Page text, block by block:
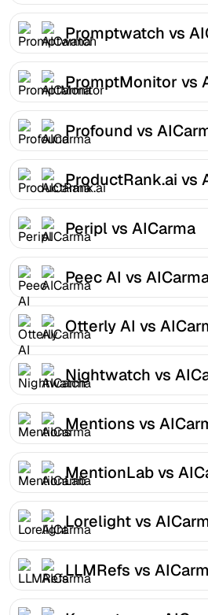
Promptwatch vs
PromptMonitor vs
Profound vs
ProductRank.ai vs
Peripl vs AICarma
Peec AI vs
Otterly AI vs
Nightwatch vs
Mentions vs
MentionLab vs
Lorelight vs
LLMRefs vs